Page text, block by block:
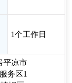
1个工作日
平凉市
务区1